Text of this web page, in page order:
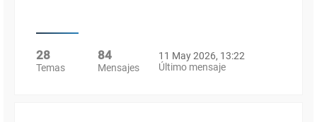
28
Temas
84
Mensajes
11 May 2026, 13:22
Último mensaje